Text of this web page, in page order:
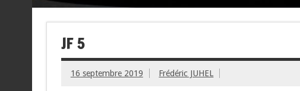
JF 5
16 septembre 2019 Frédéric JUHEL